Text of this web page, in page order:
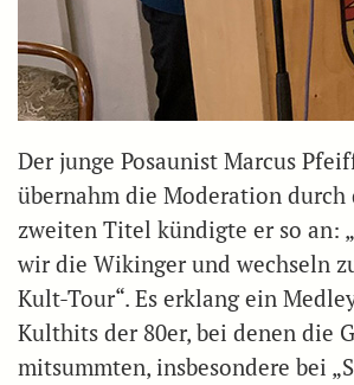
Der junge Posaunist Marcus
übernahm die Moderation durch
zweiten Titel kündigte er so an:
wir die Wikinger und wechseln
Kult-Tour“. Es erklang ein
Kulthits der 80er, bei denen die
mitsummten, insbesondere bei